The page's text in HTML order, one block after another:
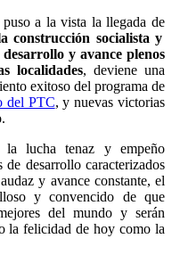
a la vista la llegada de
construcción socialista y
y avance plenos
localidades, deviene una
exitoso del programa de
del PTC, y nuevas victorias
la lucha tenaz y empeño
de desarrollo caracterizados
y avance constante, el
y convencido de que
del mundo y serán
la felicidad de hoy como la